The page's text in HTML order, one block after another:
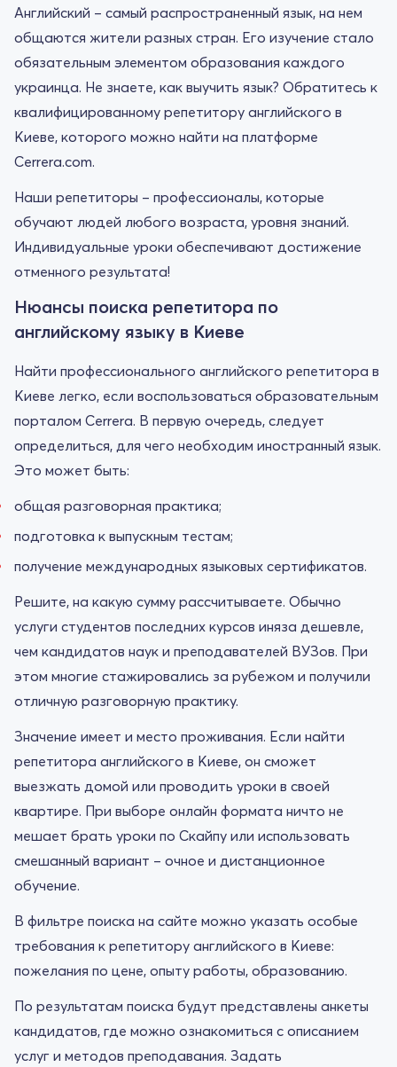
Английский – самый распространенный язык, на нем
общаются жители разных стран. Его изучение стало
обязательным элементом образования каждого
украинца. Не знаете, как выучить язык? Обратитесь к
квалифицированному репетитору английского в
Киеве, которого можно найти на платформе
Cerrera.com.
Наши репетиторы – профессионалы, которые
обучают людей любого возраста, уровня знаний.
Индивидуальные уроки обеспечивают достижение
отменного результата!
Нюансы поиска репетитора по
английскому языку в Киеве
Найти профессионального английского репетитора в
Киеве легко, если воспользоваться образовательным
порталом Cerrera. В первую очередь, следует
определиться, для чего необходим иностранный язык.
Это может быть:
общая разговорная практика;
подготовка к выпускным тестам;
получение международных языковых сертификатов.
Решите, на какую сумму рассчитываете. Обычно
услуги студентов последних курсов иняза дешевле,
чем кандидатов наук и преподавателей ВУЗов. При
этом многие стажировались за рубежом и получили
отличную разговорную практику.
Значение имеет и место проживания. Если найти
репетитора английского в Киеве, он сможет
выезжать домой или проводить уроки в своей
квартире. При выборе онлайн формата ничто не
мешает брать уроки по Скайпу или использовать
смешанный вариант – очное и дистанционное
обучение.
В фильтре поиска на сайте можно указать особые
требования к репетитору английского в Киеве:
пожелания по цене, опыту работы, образованию.
По результатам поиска будут представлены анкеты
кандидатов, где можно ознакомиться с описанием
услуг и методов преподавания. Задать